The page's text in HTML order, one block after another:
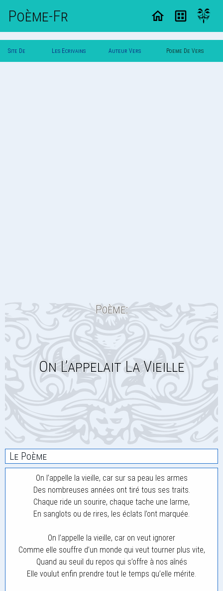
Poème-Fr
Site De Les Ecrivains Auteur Vers Poeme De Vers
Poème:
On L’appelait La Vieille
Le Poème
On l’appelle la vieille, car sur sa peau les armes
Des nombreuses années ont tiré tous ses traits.
Chaque ride un sourire, chaque tache une larme,
En sanglots ou de rires, les éclats l’ont marquée.
On l’appelle la vieille, car on veut ignorer
Comme elle souffre d’un monde qui veut tourner plus vite,
Quand au seuil du repos qui s’offre à nos aînés
Elle voulut enfin prendre tout le temps qu’elle mérite.